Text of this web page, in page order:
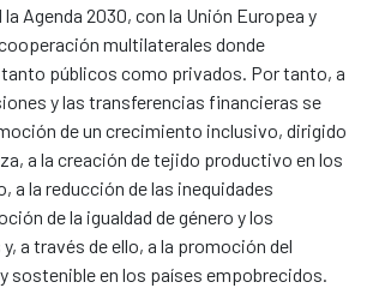
Agenda 2030, con la Unión Europea y
multilaterales donde
públicos como privados. Por tanto, a
y las transferencias financieras se
de un crecimiento inclusivo, dirigido
a la creación de tejido productivo en los
a la reducción de las inequidades
de la igualdad de género y los
a través de ello, a la promoción del
sostenible en los países empobrecidos.